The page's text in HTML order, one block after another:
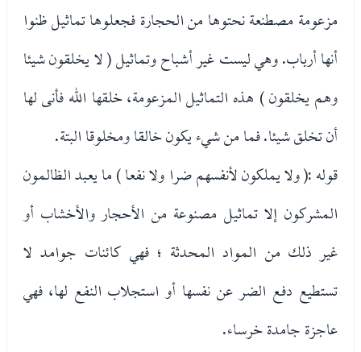
مزعومة مصطنعة نحتوها من الحجارة فجعلوها تماثيل ظنوا
أنها أرباب. وهي ليست غير أشباح وتماثيل ( لا يخلقون شيئا
وهم يخلقون ) هذه التماثيل المزعومة، خلقها الله فأنى لها
أن تخلق شيئا. فما من شيء يكون خالقا ومخلوقا البتة.
قوله :( ولا يملكون لأنفسهم ضرا ولا نفعا ) ما يعبد الظالمون
المشركون إلا تماثيل مصنوعة من الأحجار والأخشاب أو
غير ذلك من المواد المحدثة ؛ فهي كائنات جوامد لا
تستطيع دفع الضر عن نفسها أو استجلاب النفع لها، فهي
عاجزة جامدة خرساء.